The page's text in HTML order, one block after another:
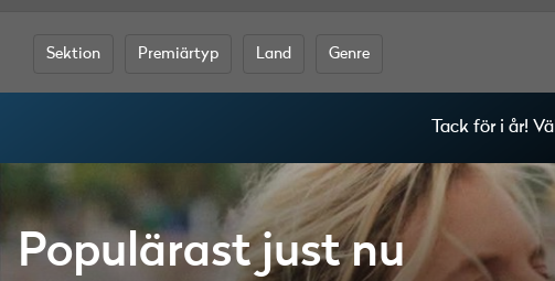
Sektion Premiärtyp Land Genre
Tack för i år!
Populärast just nu